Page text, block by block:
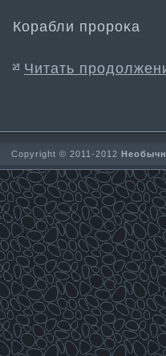
Корабли пророκа
Читать
Copyright © 2011-2012